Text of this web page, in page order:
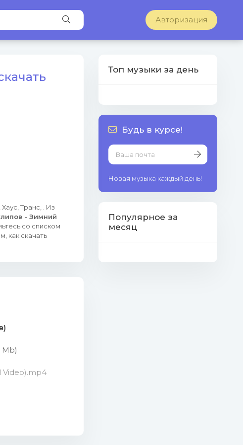
Авторизация
Транс, . Из
- Зимний
со списком
как скачать
Mb)
Video).mp4
Топ музыки за день
Будь в курсе!
Новая музыка каждый день!
Популярное за
месяц